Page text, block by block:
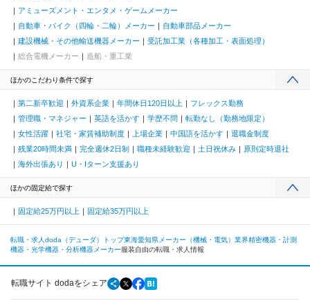
アミューズメント・エンタメ・ゲームメーカー
自動車・バイク（四輪・二輪）メーカー
自動車部品メーカー
建設機械・その他輸送機器メーカー
受託加工業（各種加工・表面処理）
総合電機メーカー
造船・重工業
ほかのこだわり条件で探す
第二新卒歓迎 外資系企業 年間休日120日以上
フレックス勤務
管理職・マネジャー
英語を活かす 学歴不問
転勤なし（勤務地限定）
女性活躍
社宅・家賃補助制度 上場企業 中国語を活かす
退職金制度
残業20時間未満
完全週休2日制 職種未経験歓迎 土日祝休み
原則定時退社
海外出張あり
U・Iターン支援あり
ほかの固定給で探す
固定給25万円以上 固定給35万円以上
転職・求人doda（デューダ）トップ東海愛知県 メーカー（機械・電気）業界精密機器・計測
機器・光学機器・分析機器メーカー服装自由の転職・求人情報
転職サイト dodaをシェア